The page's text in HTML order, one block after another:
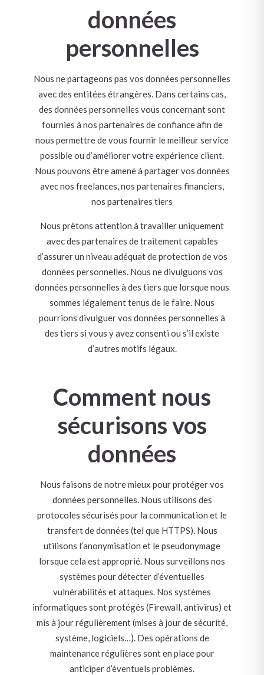
données
personnelles
Nous ne partageons pas vos données personnelles
avec des entitées étrangères. Dans certains cas,
des données personnelles vous concernant sont
fournies à nos partenaires de confiance afin de
nous permettre de vous fournir le meilleur service
possible ou d’améliorer votre expérience client.
Nous pouvons être amené à partager vos données
avec nos freelances, nos partenaires financiers,
nos partenaires tiers
Nous prêtons attention à travailler uniquement
avec des partenaires de traitement capables
d’assurer un niveau adéquat de protection de vos
données personnelles. Nous ne divulguons vos
données personnelles à des tiers que lorsque nous
sommes légalement tenus de le faire. Nous
pourrions divulguer vos données personnelles à
des tiers si vous y avez consenti ou s’il existe
d’autres motifs légaux.
Comment nous
sécurisons vos
données
Nous faisons de notre mieux pour protéger vos
données personnelles. Nous utilisons des
protocoles sécurisés pour la communication et le
transfert de données (tel que HTTPS). Nous
utilisons l’anonymisation et le pseudonymage
lorsque cela est approprié. Nous surveillons nos
systèmes pour détecter d’éventuelles
vulnérabilités et attaques. Nos systèmes
informatiques sont protégés (Firewall, antivirus) et
mis à jour régulièrement (mises à jour de sécurité,
système, logiciels…). Des opérations de
maintenance régulières sont en place pour
anticiper d’éventuels problèmes.